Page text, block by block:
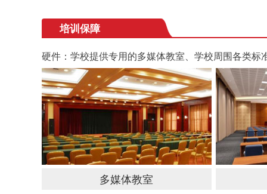
培训保障
硬件：学校提供专用的多媒体教室、学校周围各类标
多媒体教室